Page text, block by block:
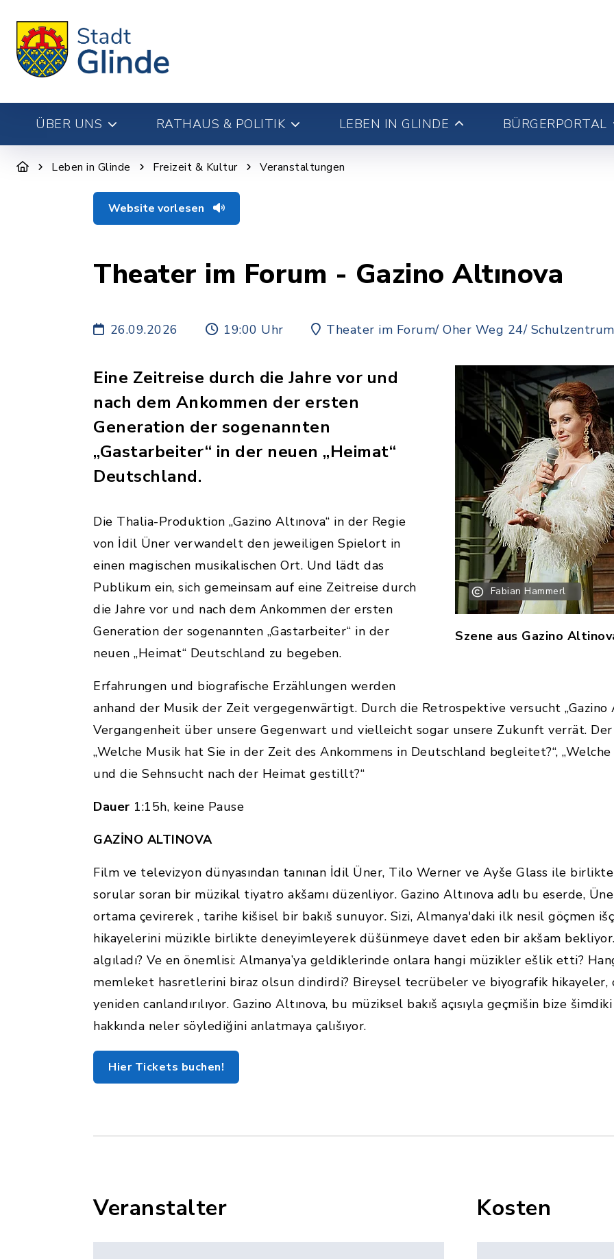
ÜBER UNS RATHAUS & POLITIK LEBEN IN GLINDE BÜRGERPORTAL
Leben in Glinde Freizeit & Kultur Veranstaltungen
Website vorlesen
Theater im Forum - Gazino Altınova
26.09.2026 19:00 Uhr Theater im Forum/ Oher Weg 24/ Schulzentrum
Fabian Hammerl
Szene aus Gazino
Eine Zeitreise durch die Jahre vor und
nach dem Ankommen der ersten
Generation der sogenannten
„Gastarbeiter“ in der neuen „Heimat“
Deutschland.
Die Thalia-Produktion „Gazino Altınova“ in der Regie
von İdil Üner verwandelt den jeweiligen Spielort in
einen magischen musikalischen Ort. Und lädt das
Publikum ein, sich gemeinsam auf eine Zeitreise durch
die Jahre vor und nach dem Ankommen der ersten
Generation der sogenannten „Gastarbeiter“ in der
neuen „Heimat“ Deutschland zu begeben.
Erfahrungen und biografische Erzählungen werden
anhand der Musik der Zeit vergegenwärtigt. Durch die Retrospektive versucht „Gazino
Vergangenheit über unsere Gegenwart und vielleicht sogar unsere Zukunft verrät.
„Welche Musik hat Sie in der Zeit des Ankommens in Deutschland begleitet?“,
und die Sehnsucht nach der Heimat gestillt?“
Dauer 1:15h, keine Pause
GAZİNO ALTINOVA
Film ve televizyon dünyasından tanınan İdil Üner, Tilo Werner ve Ayše Glass ile
sorular soran bir müzikal tiyatro akšamı düzenliyor. Gazino Altınova adlı bu eserde,
ortama çevirerek , tarihe kišisel bir bakıš sunuyor. Sizi, Almanya'daki ilk nesil göçmen
hikayelerini müzikle birlikte deneyimleyerek düšünmeye davet eden bir akšam bekliyor.
algıladı? Ve en önemlisi: Almanya’ya geldiklerinde onlara hangi müzikler ešlik etti?
memleket hasretlerini biraz olsun dindirdi? Bireysel tecrübeler ve biyografik hikayeler,
yeniden canlandırılıyor. Gazino Altınova, bu müziksel bakıš açısıyla geçmišin bize
hakkında neler söylediğini anlatmaya çalıšıyor.
Hier Tickets buchen!
Veranstalter Kosten